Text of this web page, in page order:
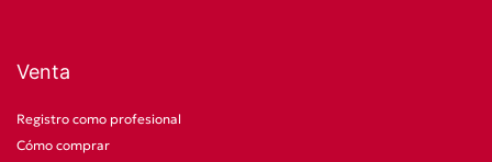
Venta
Registro como profesional
Cómo comprar